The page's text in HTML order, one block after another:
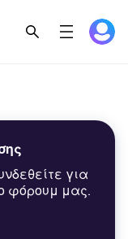
για
φόρουμ μας.